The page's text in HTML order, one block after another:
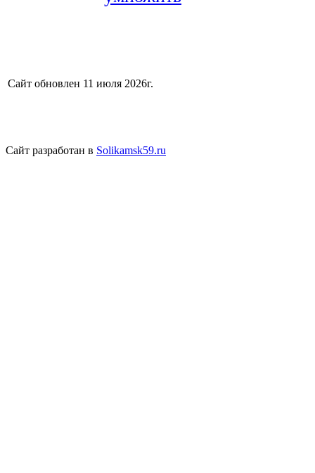
Сайт обновлен 11 июля 2026г.
Сайт разработан в Solikamsk59.ru